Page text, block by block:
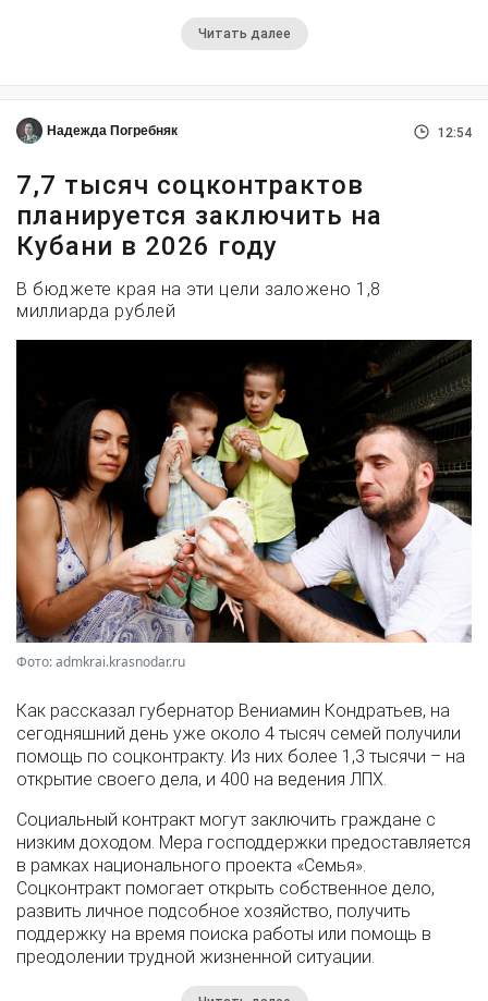
Читать далее
Надежда Погребняк 12:54
7,7 тысяч соцконтрактов
планируется заключить на
Кубани в 2026 году
В бюджете края на эти цели заложено 1,8
миллиарда рублей
Фото: admkrai.krasnodar.ru
Как рассказал губернатор Вениамин Кондратьев, на
сегодняшний день уже около 4 тысяч семей получили
помощь по соцконтракту. Из них более 1,3 тысячи – на
открытие своего дела, и 400 на ведения ЛПХ.
Социальный контракт могут заключить граждане с
низким доходом. Мера господдержки предоставляется
в рамках национального проекта «Семья».
Соцконтракт помогает открыть собственное дело,
развить личное подсобное хозяйство, получить
поддержку на время поиска работы или помощь в
преодолении трудной жизненной ситуации.